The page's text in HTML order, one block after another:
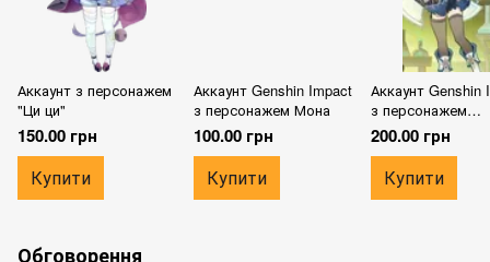
Аккаунт з персонажем
"Ци ци"
150.00 грн
Купити
Аккаунт Genshin Impact
з персонажем Мона
100.00 грн
Купити
Аккаунт Genshin
з персонажем
Сахароза
200.00 грн
Купити
Обговорення